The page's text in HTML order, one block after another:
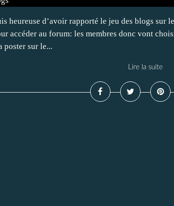
heureuse d’avoir rapporté le jeu des blogs sur
accéder au forum: les membres donc vont
poster sur le...
Lire la suite